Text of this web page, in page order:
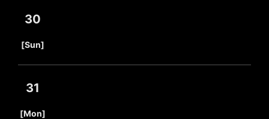
30
[Sun]
31
[Mon]